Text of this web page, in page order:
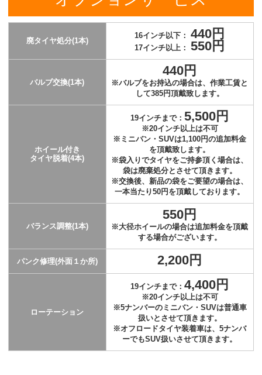
廃タイヤ処分(1本)
16インチ以下：440円
17インチ以上：550円
バルブ交換(1本)
440円
※バルブをお持込の場合は、作業工賃と
して385円頂戴致します。
ホイール付き
タイヤ脱着(4本)
19インチまで：5,500円
※20インチ以上は不可
※ミニバン・SUVは1,100円の追加料金
を頂戴致します。
※袋入りでタイヤをご持参頂く場合は、
袋は廃棄処分とさせて頂きます。
※交換後、新品の袋をご要望の場合は、
一本当たり50円を頂戴しております。
バランス調整(1本)
550円
※大径ホイールの場合は追加料金を頂戴
する場合がございます。
パンク修理(外面１か所) 2,200円
ローテーション
19インチまで：4,400円
※20インチ以上は不可
※5ナンバーのミニバン・SUVは普通車
扱いとさせて頂きます。
※オフロードタイヤ装着車は、5ナンバ
ーでもSUV扱いさせて頂きます。